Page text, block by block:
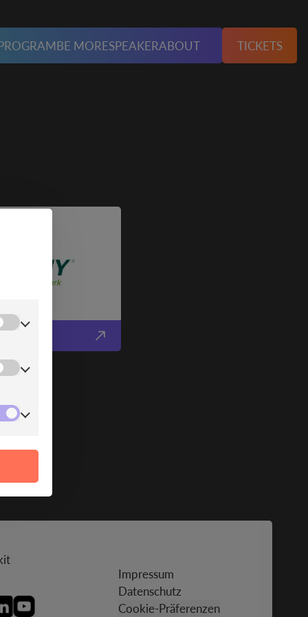
BE MORESPEAKERABOUT TICKETS
Impressum
Datenschutz
Cookie-Präferenzen